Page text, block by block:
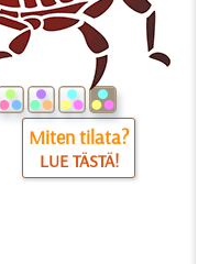
Miten tilata?
LUE TÄSTÄ!